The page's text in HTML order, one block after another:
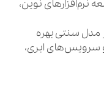
نرم‌افزارهای نوین،
مدل سنتی بهره
اما در توسعه آفیس ۳۶۵ و سرویس‌های ابری،